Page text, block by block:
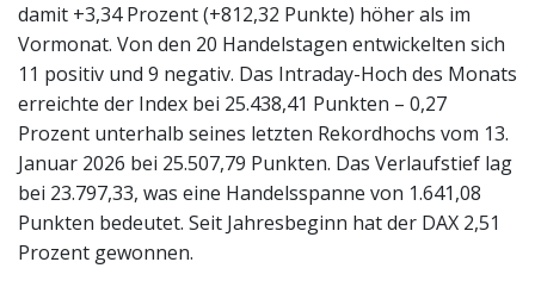
damit +3,34 Prozent (+812,32 Punkte) höher als im
Vormonat. Von den 20 Handelstagen entwickelten sich
11 positiv und 9 negativ. Das Intraday-Hoch des Monats
erreichte der Index bei 25.438,41 Punkten – 0,27
Prozent unterhalb seines letzten Rekordhochs vom 13.
Januar 2026 bei 25.507,79 Punkten. Das Verlaufstief lag
bei 23.797,33, was eine Handelsspanne von 1.641,08
Punkten bedeutet. Seit Jahresbeginn hat der DAX 2,51
Prozent gewonnen.